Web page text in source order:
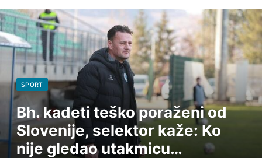
SPORT
Bh. kadeti teško poraženi od
Slovenije, selektor kaže: Ko
nije gledao utakmicu…